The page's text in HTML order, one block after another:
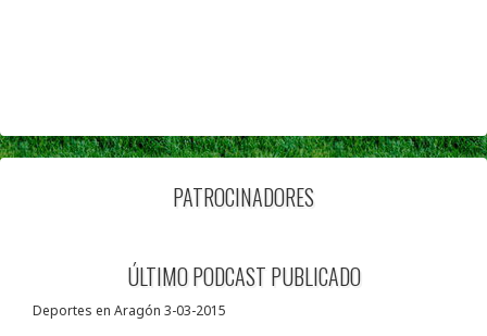
PATROCINADORES
ÚLTIMO PODCAST PUBLICADO
Deportes en Aragón 3-03-2015